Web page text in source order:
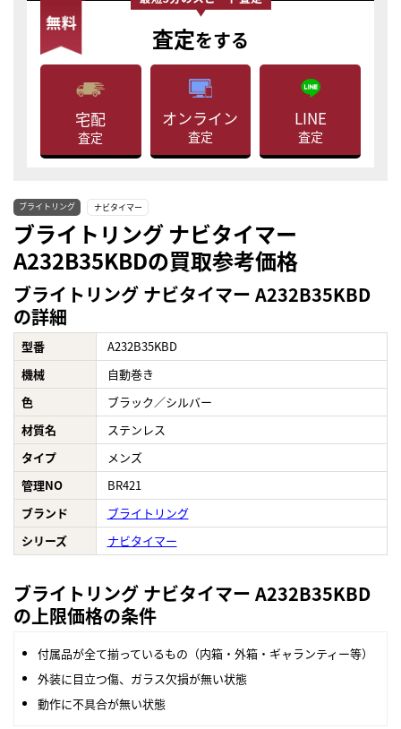
査定をする
宅配
査定
オンライン
査定
LINE
査定
ブライトリング ナビタイマー
ブライトリング ナビタイマー
A232B35KBDの買取参考価格
ブライトリング ナビタイマー A232B35KBD
の詳細
型番
A232B35KBD
機械
自動巻き
色
ブラック／シルバー
材質名
ステンレス
タイプ
メンズ
管理NO
BR421
ブランド
ブライトリング
シリーズ
ナビタイマー
ブライトリング ナビタイマー A232B35KBD
の上限価格の条件
付属品が全て揃っているもの（内箱・外箱・ギャランティー等）
外装に目立つ傷、ガラス欠損が無い状態
動作に不具合が無い状態